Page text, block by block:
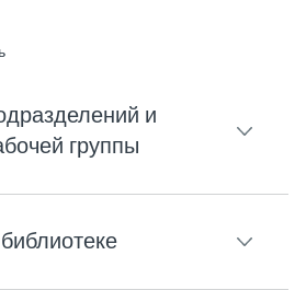
и
группы
группы предназначена